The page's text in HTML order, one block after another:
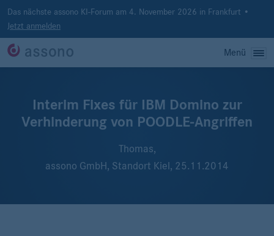
Das nächste assono KI-Forum am 4. November 2026 in Frankfurt •
Jetzt anmelden
Menü
Interim Fixes für IBM Domino zur
Verhinderung von POODLE-Angriffen
Thomas,
assono GmbH, Standort Kiel, 25.11.2014